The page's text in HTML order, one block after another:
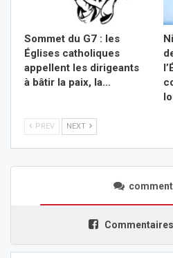
Sommet du G7 : les
Églises catholiques
appellent les dirigeants
à bâtir la paix, la…
PREV NEXT